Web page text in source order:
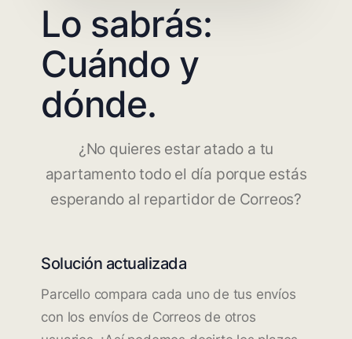
Lo sabrás:
Cuándo y
dónde.
¿No quieres estar atado a tu
apartamento todo el día porque estás
esperando al repartidor de Correos?
Solución actualizada
Parcello compara cada uno de tus envíos
con los envíos de Correos de otros